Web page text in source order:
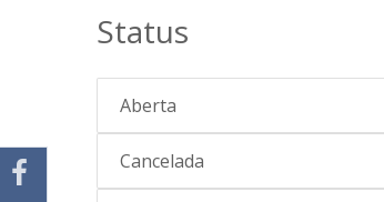
Status
Aberta
Cancelada